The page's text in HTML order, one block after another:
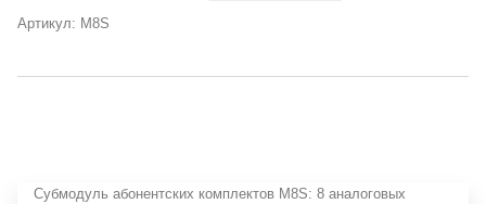
Артикул: M8S
Cубмодуль абонентских комплектов M8S: 8 аналоговых